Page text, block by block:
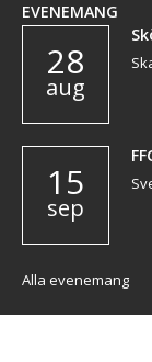
EVENEMANG
28
aug
15
sep
Alla evenemang